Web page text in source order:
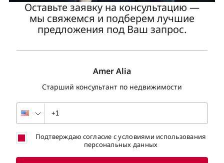
Оставьте заявку на консультацию —
мы свяжемся и подберем лучшие
предложения под Ваш запрос.
Amer Alia
Старший консультант по недвижимости
Подтверждаю согласие с условиями использования
персональных данных